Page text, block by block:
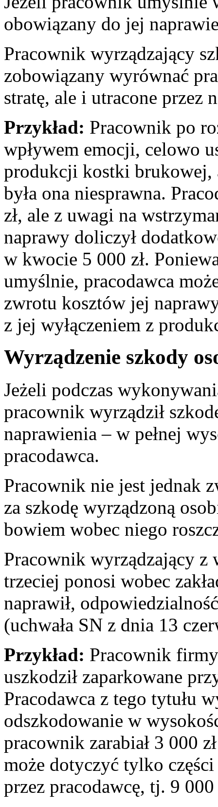
obowiązany do jej
Pracownik wyrządzający
zobowiązany wyrównać
stratę, ale i utracone przez
Przykład: Pracownik po
wpływem emocji, celowo
produkcji kostki brukowej,
była ona niesprawna.
zł, ale z uwagi na
naprawy doliczył
w kwocie 5 000 zł.
umyślnie, pracodawca
zwrotu kosztów jej
z jej wyłączeniem z
Wyrządzenie szkody
Jeżeli podczas
pracownik wyrządził
naprawienia – w pełnej
pracodawca.
Pracownik nie jest jednak
za szkodę wyrządzoną
bowiem wobec niego
Pracownik wyrządzający z
trzeciej ponosi wobec
naprawił,
(uchwała SN z dnia 13
Przykład: Pracownik
uszkodził zaparkowane
Pracodawca z tego tytułu
odszkodowanie w
pracownik zarabiał 3 000
może dotyczyć tylko części
przez pracodawcę, tj. 9